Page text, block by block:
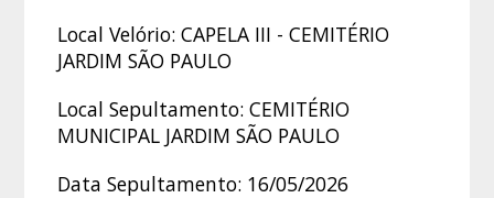
Local Velório: CAPELA III - CEMITÉRIO
JARDIM SÃO PAULO
Local Sepultamento: CEMITÉRIO
MUNICIPAL JARDIM SÃO PAULO
Data Sepultamento: 16/05/2026